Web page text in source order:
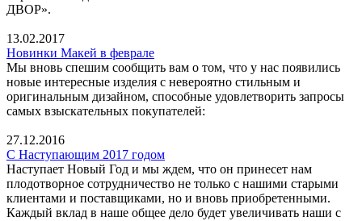
ДВОР».
13.02.2017
Новинки Макей в феврале
Мы вновь спешим сообщить вам о том, что у нас появились
новые интересные изделия с невероятно стильным и
оригинальным дизайном, способные удовлетворить запросы
самых взыскательных покупателей:
27.12.2016
С Наступающим 2017 годом
Наступает Новый Год и мы ждем, что он принесет нам
плодотворное сотрудничество не только с нашими старыми
клиентами и поставщиками, но и вновь приобретенными.
Каждый вклад в наше общее дело будет увеличивать наши с